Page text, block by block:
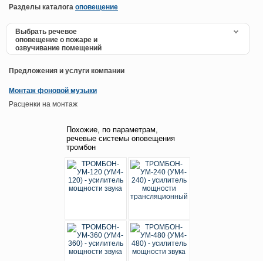
Разделы каталога оповещение
Выбрать речевое
оповещение о пожаре и
озвучивание помещений
Предложения и услуги компании
Монтаж фоновой музыки
Расценки на монтаж
Похожие, по параметрам,
речевые системы оповещения
тромбон